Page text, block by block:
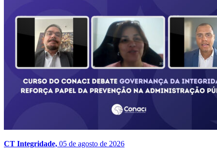
CT Integridade, 05 de agosto de 2026